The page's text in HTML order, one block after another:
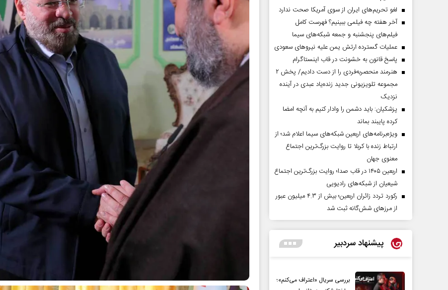
لغو تحریم‌های ایران از سوی آمریکا صحت ندارد
آخر هفته چه فیلمی ببینیم؟ فهرست کامل
فیلم‌های پنجشنبه و جمعه شبکه‌های سیما
عملیات گسترده ارتش یمن علیه نیروهای سعودی
پاسخ قانون به خشونت در قاب اینستاگرام
هنرمند منحصر‌به‌فردی را از دست دادیم/ پخش ۲
مجموعه تلویزیونی جدید زنده‌یاد عبدی در آینده
نزدیک
پزشکیان: باید دشمن را وادار کنیم به آنچه امضا
کرده پایبند بماند
ویژه‌برنامه‌های اربعین شبکه‌های سیما اعلام شد؛ از
ارتباط زنده با کربلا تا روایت بزرگ‌ترین اجتماع
معنوی جهان
اربعین ۱۴۰۵ در قاب صدا؛ روایت بزرگ‌ترین اجتماع
شیعیان از شبکه‌های رادیویی
رکورد تردد زائران اربعین؛ بیش از ۴.۳ میلیون عبور
از مرزهای شش‌گانه ثبت شد
پیشنهاد سردبیر
بررسی سریال «اعتراف می‌کنم»؛